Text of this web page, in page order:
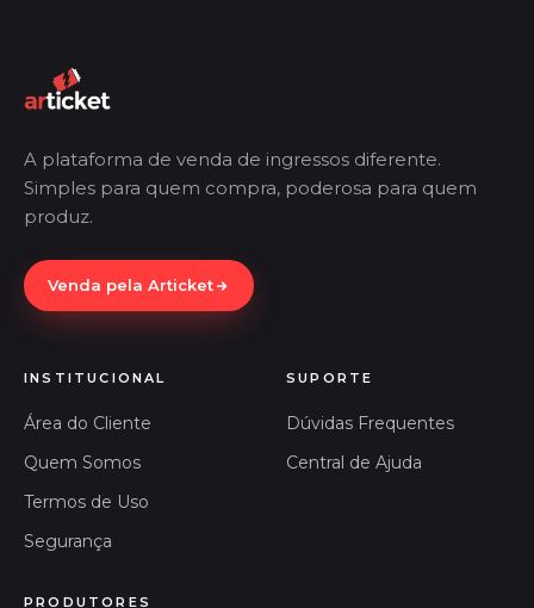
A plataforma de venda de ingressos diferente.
Simples para quem compra, poderosa para quem
produz.
Venda pela Articket
INSTITUCIONAL
Área do Cliente
Quem Somos
Termos de Uso
Segurança
SUPORTE
Dúvidas Frequentes
Central de Ajuda
PRODUTORES